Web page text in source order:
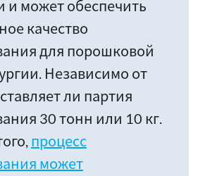
и может обеспечить
качество
для порошковой
Независимо от
ли партия
30 тонн или 10 кг.
процесс
может